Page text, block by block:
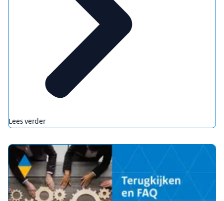
Lees verder